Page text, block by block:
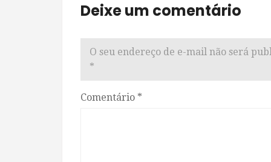
Deixe um comentário
O seu endereço de e-mail não será
*
Comentário *